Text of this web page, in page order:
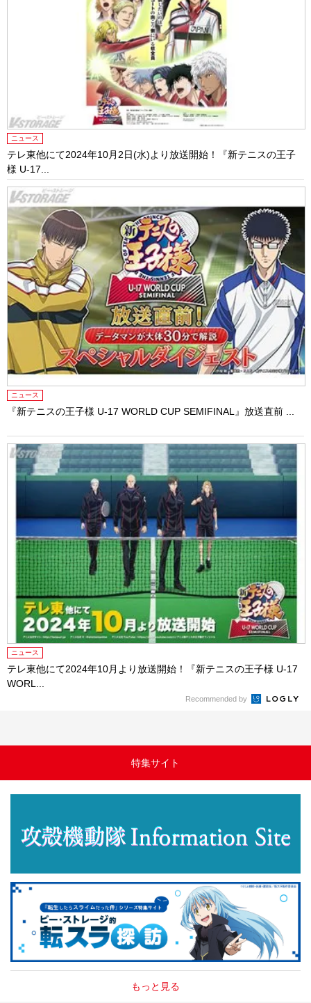
ニュース
テレ東他にて2024年10月2日(水)より放送開始！『新テニスの王子
様 U-17...
ニュース
『新テニスの王⼦様 U-17 WORLD CUP SEMIFINAL』放送直前 ...
ニュース
テレ東他にて2024年10⽉より放送開始！『新テニスの王⼦様 U-17
WORL...
Recommended by
特集サイト
もっと見る